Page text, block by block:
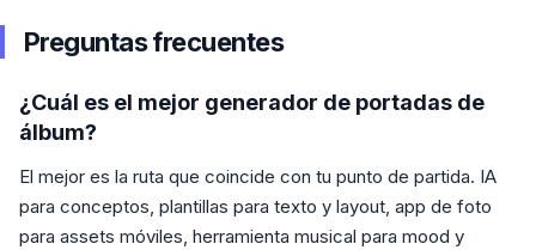
Preguntas frecuentes
¿Cuál es el mejor generador de portadas de
álbum?
El mejor es la ruta que coincide con tu punto de partida. IA
para conceptos, plantillas para texto y layout, app de foto
para assets móviles, herramienta musical para mood y